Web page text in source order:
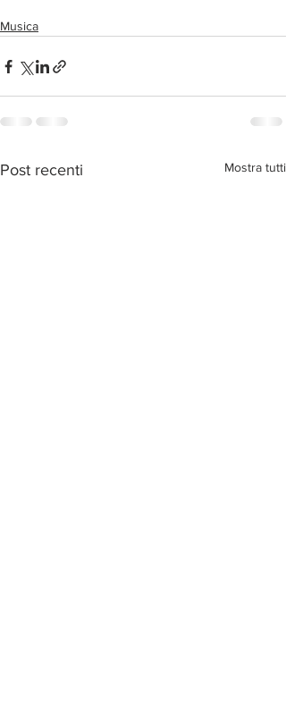
Musica
Post recenti Mostra tutti